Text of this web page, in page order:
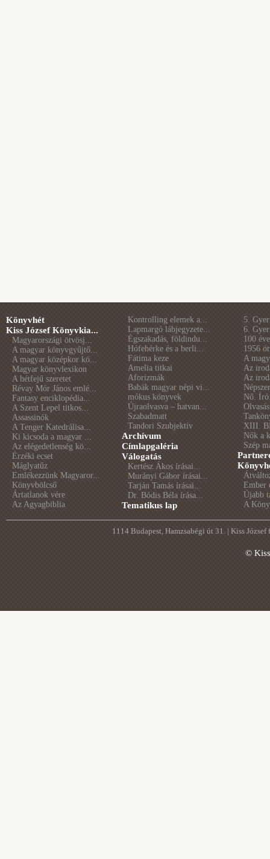
Könyvhét
Kiss József Könyvkia...
Magyarországi ötvösj...
A magyar könyvgyűjtő...
A magyar középkor kö...
Magyar könyvlexikon
A hétfejű szeretet
Révay Mór János emlé...
Fantasy enciklopédia...
A Szent Lepel titkos...
Assassinók
A Tenger Katedrálisa...
Ki kicsoda a magyar ...
Az elégedetlenség kö...
Érzéki ecset
Máglyatűz
Emlékezzünk Magyaror...
Könyvbölcső
Ártatlanok vére
Az Agyagbiblia
Kontrolling elemek a...
Lapmargó lábjegyzete...
Égszakadás, földindu...
Hófehérke és a berli...
Fátima keze
Amelia titkai
Aforizmák
Babák magyar népi vi...
mókus könyvek
Újraolvasva – hatvan...
Szabadmatt
Tandori Szubjektív
Archívum
Címlapgaléria
Válogatás
Kertész Ákos írásai...
Murányi Gábor írásai...
Tarján Tamás írásai...
Dr. Bódis Béla írása...
Tematikus lap
5.
6.
100
1956
A
Az
Az
Nő.
XIII.
Nők a
Szép
Ember
Újabb
A
1114 Budapest, Hamzsabégi út 31. | Kiss
©